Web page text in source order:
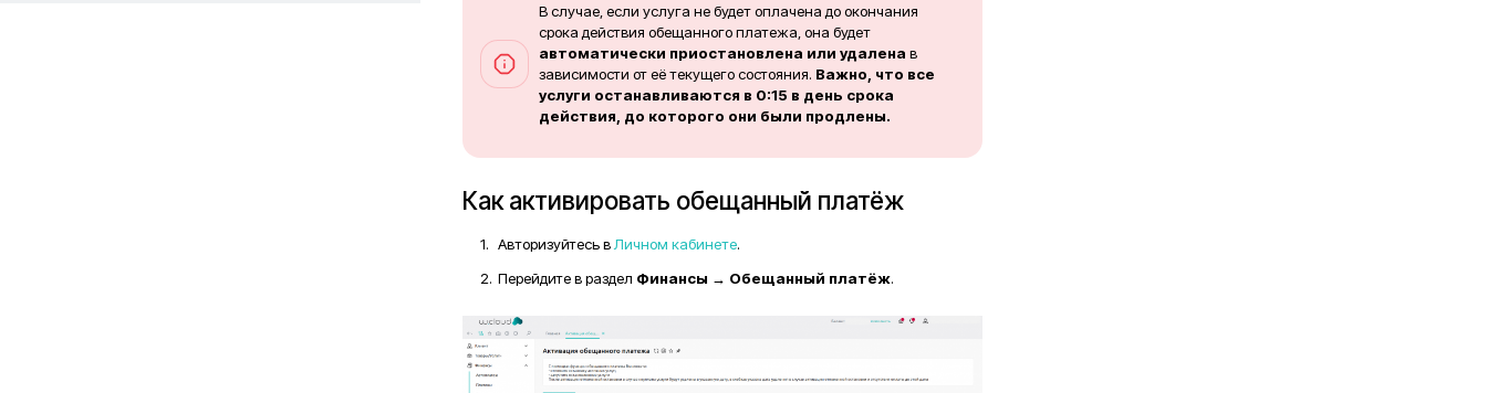
В случае, если услуга не будет оплачена до окончания
срока действия обещанного платежа, она будет
автоматически приостановлена или удалена в
зависимости от её текущего состояния. Важно, что все
услуги останавливаются в 0:15 в день срока
действия, до которого они были продлены.
Как активировать обещанный платёж
Авторизуйтесь в Личном кабинете.
Перейдите в раздел Финансы → Обещанный платёж.